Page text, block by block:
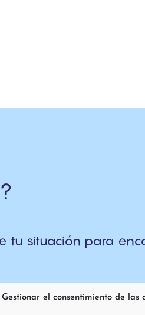
Gestionar el consentimiento de las
tu situación para